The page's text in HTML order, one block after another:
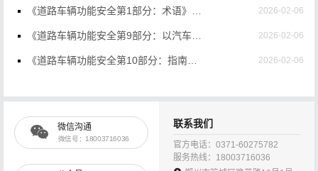
2026-02-06
《道路车辆功能安全第9部分：以汽车安全完整性等级为导向和以安全为导向的分析》（GB/T34590.9-2022）【高清无水印PDF版下载】 2026-02-06
《道路车辆功能安全第10部分：指南》（GB/T34590.10-2022）【高清无水印PDF版下载】 2026-02-06
《道路车辆功能安全第5部分：产品开发：硬件层面》（GB/T34590.5-2022）【高清无水印PDF版下载】 2026-02-06
微信沟通
微信号：18003716036
联系我们
官方电话：0371-60275782
服务热线：18003716036